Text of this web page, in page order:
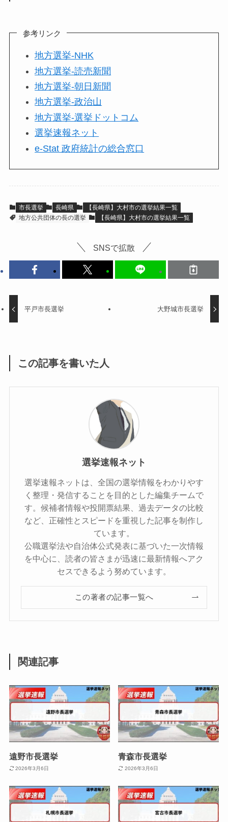
参考リンク
地方選挙-NHK
地方選挙-読売新聞
地方選挙-朝日新聞
地方選挙-政治山
地方選挙-選挙ドットコム
選挙速報ネット
e-Stat 政府統計の総合窓口
市長選挙 長崎県
【長崎県】大村市の選挙結果一覧
地方公共団体の長の選挙
【長崎県】大村市の選挙結果一覧
SNSで拡散
平戸市長選挙 大野城市長選挙
この記事を書いた人
選挙速報ネット
選挙速報ネットは、全国の選挙情報をわかりやす
く整理・発信することを目的とした編集チームで
す。候補者情報や投開票結果、過去データの比較
など、正確性とスピードを重視した記事を制作し
ています。
公職選挙法や自治体公式発表に基づいた一次情報
を中心に、読者の皆さまが迅速に最新情報へアク
セスできるよう努めています。
この著者の記事一覧へ
関連記事
遠野市長選挙
2026年3月6日
青森市長選挙
2026年3月6日